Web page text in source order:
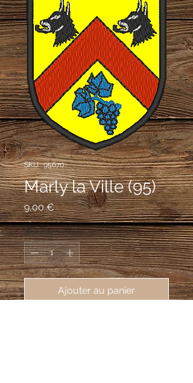
SKU : 95670
Marly la Ville (95)
9,00 €Prix
Quantité *
Ajouter au panier